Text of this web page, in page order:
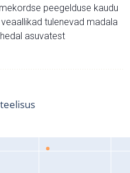
peegelduse kaudu
tulenevad madala
asuvatest